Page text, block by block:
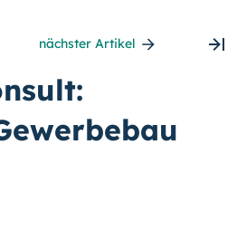
nächster Artikel